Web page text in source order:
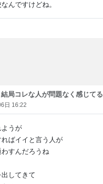
んですけどね。
局コレな人が問題なく感じてる
日 16:22
うが
ばイイと言う人が
すんだろうね
してきて